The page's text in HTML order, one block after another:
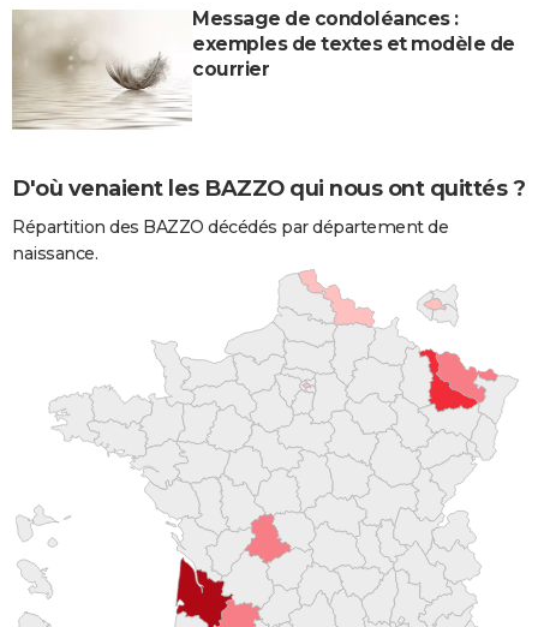
Message de condoléances :
exemples de textes et modèle de
courrier
D'où venaient les BAZZO qui nous ont quittés ?
Répartition des BAZZO décédés par département de
naissance.